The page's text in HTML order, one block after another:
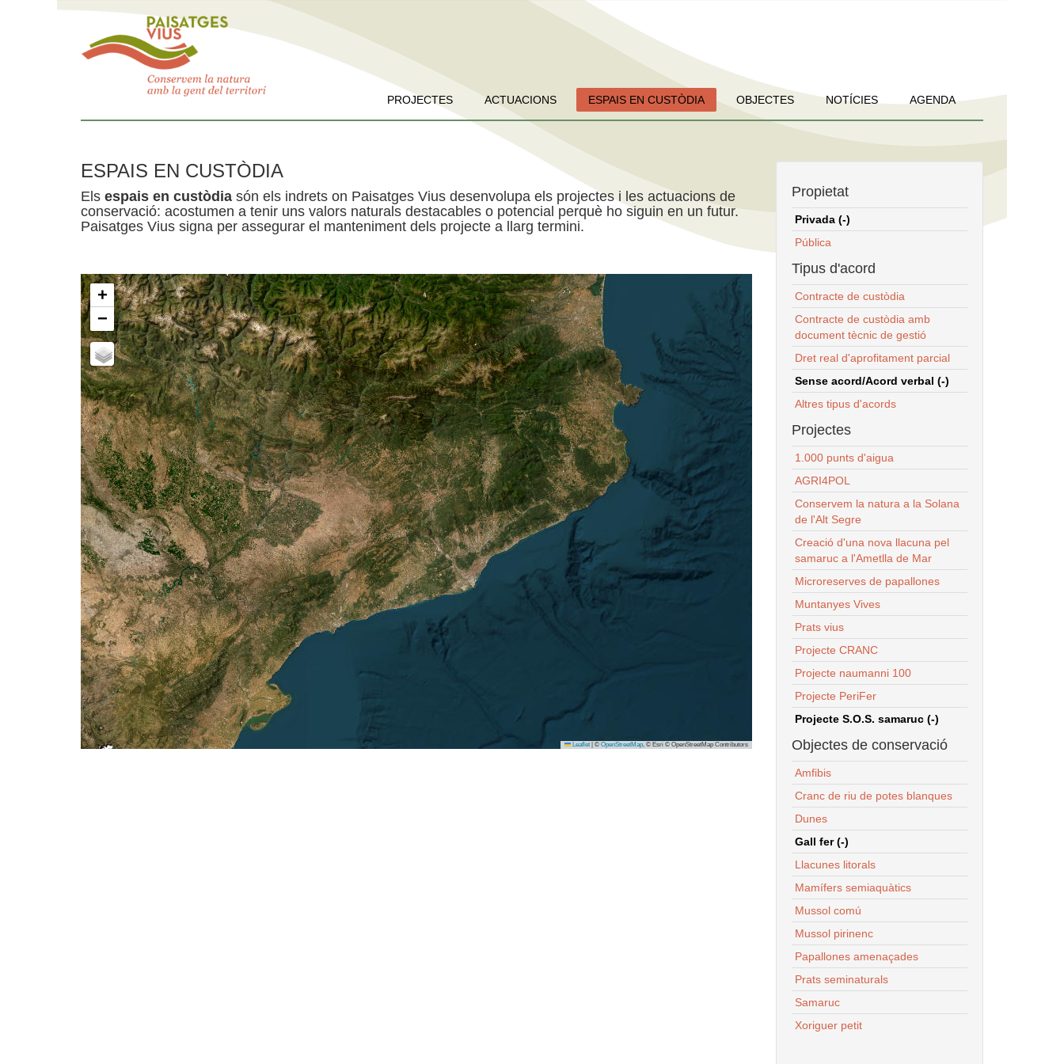
PROJECTES ACTUACIONS ESPAIS EN CUSTÒDIA OBJECTES NOTÍCIES AGENDA
ESPAIS EN CUSTÒDIA
Els espais en custòdia són els indrets on Paisatges Vius desenvolupa els projectes i les actuacions de
conservació: acostumen a tenir uns valors naturals destacables o potencial perquè ho siguin en un futur.
Paisatges Vius signa per assegurar el manteniment dels projecte a llarg termini.
+
−
Leaflet © OpenStreetMap, © Esri © OpenStreetMap Contributors
Propietat
Privada (-)
Pública
Tipus d'acord
Contracte de custòdia
Contracte de custòdia amb
document tècnic de gestió
Dret real d'aprofitament parcial
Sense acord/Acord verbal (-)
Altres tipus d'acords
Projectes
1.000 punts d'aigua
AGRI4POL
Conservem la natura a la Solana
de l'Alt Segre
Creació d'una nova llacuna pel
samaruc a l'Ametlla de Mar
Microreserves de papallones
Muntanyes Vives
Prats vius
Projecte CRANC
Projecte naumanni 100
Projecte PeriFer
Projecte S.O.S. samaruc (-)
Objectes de conservació
Amfibis
Cranc de riu de potes blanques
Dunes
Gall fer (-)
Llacunes litorals
Mamífers semiaquàtics
Mussol comú
Mussol pirinenc
Papallones amenaçades
Prats seminaturals
Samaruc
Xoriguer petit